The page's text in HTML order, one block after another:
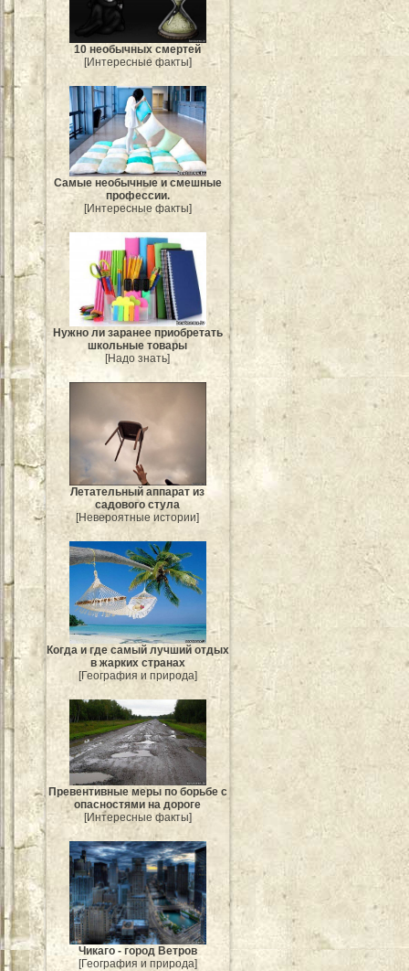
10 необычных смертей
[Интересные факты]
Самые необычные и смешные
профессии.
[Интересные факты]
Нужно ли заранее приобретать
школьные товары
[Надо знать]
Летательный аппарат из
садового стула
[Невероятные истории]
Когда и где самый лучший отдых
в жарких странах
[География и природа]
Превентивные меры по борьбе с
опасностями на дороге
[Интересные факты]
Чикаго - город Ветров
[География и природа]